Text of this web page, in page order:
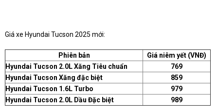
Giá xe Hyundai Tucson 2025 mới:
Phiên bản
Giá niêm yết (VNĐ)
Hyundai Tucson 2.0L Xăng Tiêu chuẩn
769
Hyundai Tucson Xăng đặc biệt
859
Hyundai Tucson 1.6L Turbo
979
Hyundai Tucson 2.0L Dầu Đặc biệt
989